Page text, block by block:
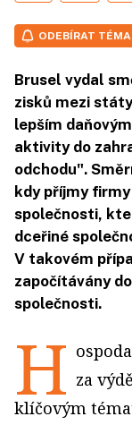
ODEBÍRAT TÉMA
Brusel vydal
zisků mezi
lepším
aktivity do
odchodu".
kdy příjmy
společnosti,
dceřiné
V takovém
započítávány
společnosti.
H za
klíčovým